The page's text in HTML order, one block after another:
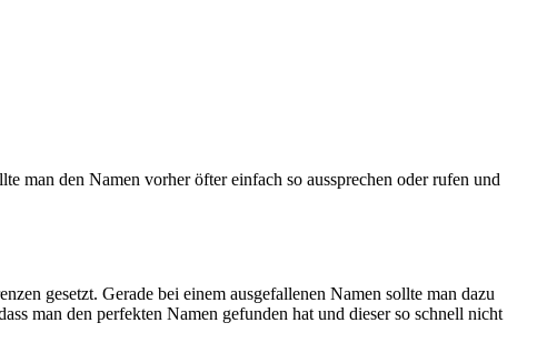
man den Namen vorher öfter einfach so aussprechen oder rufen und
gesetzt. Gerade bei einem ausgefallenen Namen sollte man dazu
man den perfekten Namen gefunden hat und dieser so schnell nicht